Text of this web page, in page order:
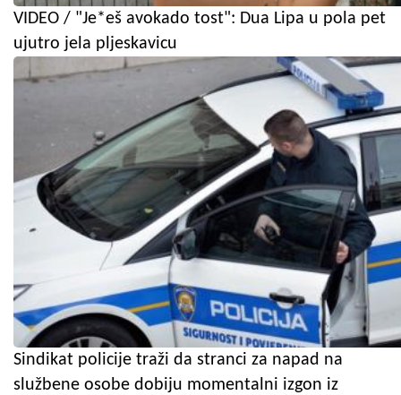
VIDEO / "Je*eš avokado tost": Dua Lipa u pola pet
ujutro jela pljeskavicu
Sindikat policije traži da stranci za napad na
službene osobe dobiju momentalni izgon iz